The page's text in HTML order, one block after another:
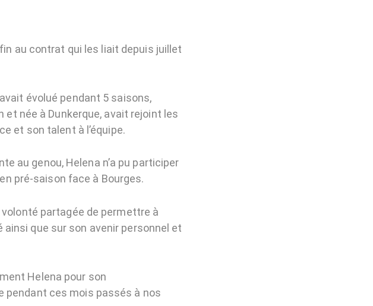
au contrat qui les liait depuis juillet
évolué pendant 5 saisons,
et née à Dunkerque, avait rejoint les
et son talent à l’équipe.
au genou, Helena n’a pu participer
pré-saison face à Bourges.
partagée de permettre à
que sur son avenir personnel et
Helena pour son
pendant ces mois passés à nos